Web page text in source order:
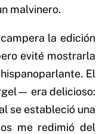
malvinero.
la edición
evité mostrarla
El
era delicioso:
se estableció una
me redimió del